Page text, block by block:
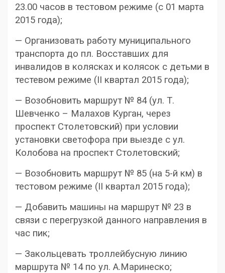
23.00 часов в тестовом режиме (с 01 марта
2015 года);
— Организовать работу муниципального
транспорта до пл. Восставших для
инвалидов в колясках и колясок с детьми в
тестевом режиме (II квартал 2015 года);
— Возобновить маршрут № 84 (ул. Т.
Шевченко – Малахов Курган, через
проспект Столетовский) при условии
установки светофора при выезде с ул.
Колобова на проспект Столетовский;
— Возобновить маршрут № 85 (на 5-й км) в
тестовом режиме (II квартал 2015 года);
— Добавить машины на маршрут № 23 в
связи с перегрузкой данного направления в
час пик;
— Закольцевать троллейбусную линию
маршрута № 14 по ул. А.Маринеско;